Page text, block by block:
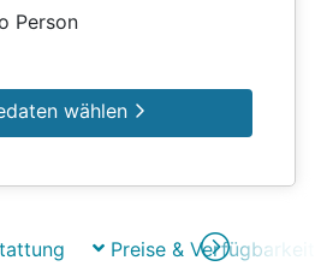
Person
wählen
Preise & Verfügbarkeit